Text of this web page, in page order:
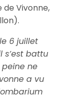
Vivonne,
6 juillet
s’est battu
ne
a vu